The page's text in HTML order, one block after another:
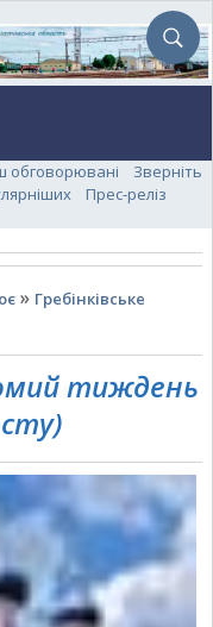
обговорювані
Зверніть
Прес-реліз
» Гребінківське
тиждень